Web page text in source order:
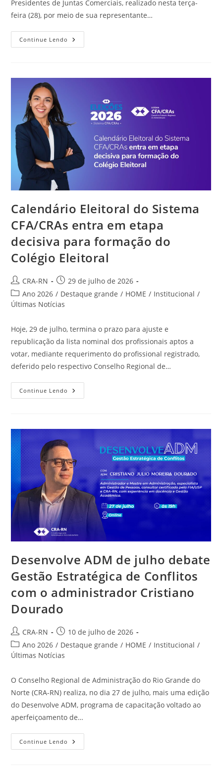
Presidentes de Juntas Comerciais, realizado nesta terça-
feira (28), por meio de sua representante…
Continue Lendo CRA-
RN
Juntas
Comerciais
Calendário Eleitoral do Sistema
CFA/CRAs entra em etapa
decisiva para formação do
Colégio Eleitoral
Autor
do
post:
CRA-RN
Post
publicado:
29 de julho de 2026
Categoria
do
Ano 2026 / Destaque grande / HOME / Institucional /
Últimas Notícias
Hoje, 29 de julho, termina o prazo para ajuste e
republicação da lista nominal dos profissionais aptos a
votar, mediante requerimento do profissional registrado,
deferido pelo respectivo Conselho Regional de…
Continue Lendo Calendário
Eleitoral
Em
Decisiva
Para
Formação
Do
Colégio
Eleitoral
Desenvolve ADM de julho debate
Gestão Estratégica de Conflitos
com o administrador Cristiano
Dourado
Autor
do
post:
CRA-RN
Post
publicado:
10 de julho de 2026
Categoria
do
Ano 2026 / Destaque grande / HOME / Institucional /
Últimas Notícias
O Conselho Regional de Administração do Rio Grande do
Norte (CRA-RN) realiza, no dia 27 de julho, mais uma edição
do Desenvolve ADM, programa de capacitação voltado ao
aperfeiçoamento de…
Continue Lendo Desenvolve
ADM